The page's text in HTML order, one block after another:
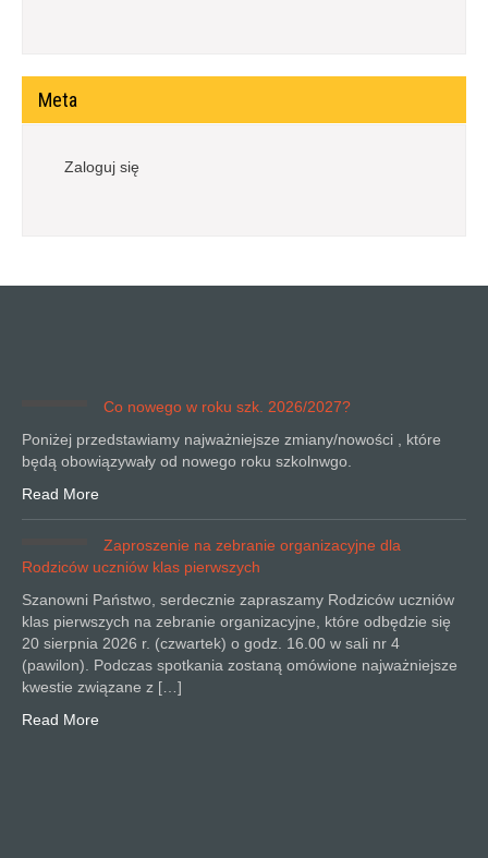
Meta
Zaloguj się
Co nowego w roku szk. 2026/2027?
Poniżej przedstawiamy najważniejsze zmiany/nowości , które
będą obowiązywały od nowego roku szkolnwgo.
Read More
Zaproszenie na zebranie organizacyjne dla
Rodziców uczniów klas pierwszych
Szanowni Państwo, serdecznie zapraszamy Rodziców uczniów
klas pierwszych na zebranie organizacyjne, które odbędzie się
20 sierpnia 2026 r. (czwartek) o godz. 16.00 w sali nr 4
(pawilon). Podczas spotkania zostaną omówione najważniejsze
kwestie związane z […]
Read More